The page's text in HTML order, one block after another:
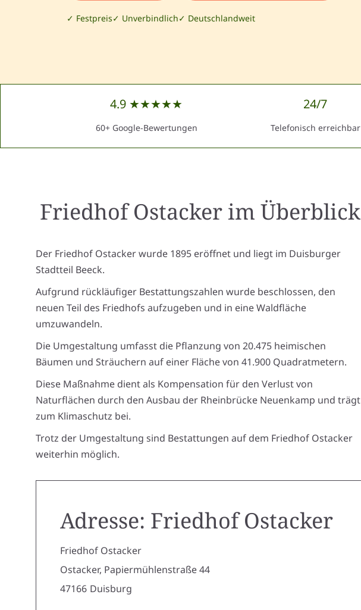
✓ Festpreis✓ Unverbindlich✓ Deutschlandweit
4.9 ★★★★★
60+ Google-Bewertungen
24/7
Telefonisch erreichbar
Friedhof Ostackerim Überblick
Der Friedhof Ostacker wurde 1895 eröffnet und liegt im Duisburger
Stadtteil Beeck.
Aufgrund rückläufiger Bestattungszahlen wurde beschlossen, den
neuen Teil des Friedhofs aufzugeben und in eine Waldfläche
umzuwandeln.
Die Umgestaltung umfasst die Pflanzung von 20.475 heimischen
Bäumen und Sträuchern auf einer Fläche von 41.900 Quadratmetern.
Diese Maßnahme dient als Kompensation für den Verlust von
Naturflächen durch den Ausbau der Rheinbrücke Neuenkamp und trägt
zum Klimaschutz bei.
Trotz der Umgestaltung sind Bestattungen auf dem Friedhof Ostacker
weiterhin möglich.
Adresse: Friedhof Ostacker
Friedhof Ostacker
Ostacker, Papiermühlenstraße 44
47166 Duisburg